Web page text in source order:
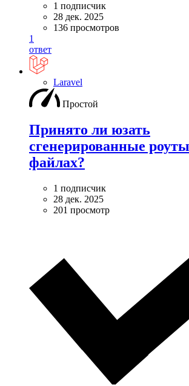
1 подписчик
28 дек. 2025
136 просмотров
1
ответ
Laravel
Простой
Принято ли юзать
сгенерированные
файлах?
1 подписчик
28 дек. 2025
201 просмотр